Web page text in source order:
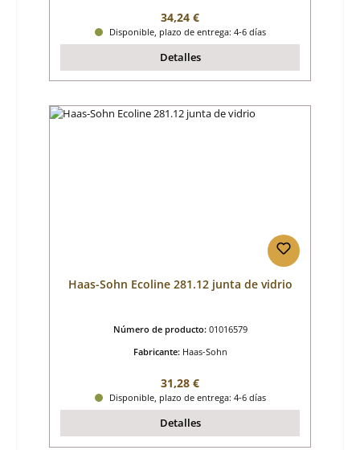
Precio normal:
34,24 €
Disponible, plazo de entrega: 4-6 días
Detalles
Haas-Sohn Ecoline 281.12 junta de vidrio
Número de producto: 01016579
Fabricante: Haas-Sohn
Precio normal:
31,28 €
Disponible, plazo de entrega: 4-6 días
Detalles